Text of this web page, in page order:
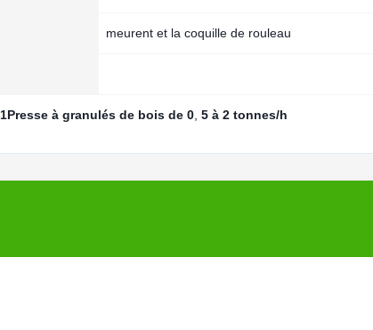
meurent et la coquille de rouleau
1Presse à granulés de bois de 0 5 à 2 tonnes/h